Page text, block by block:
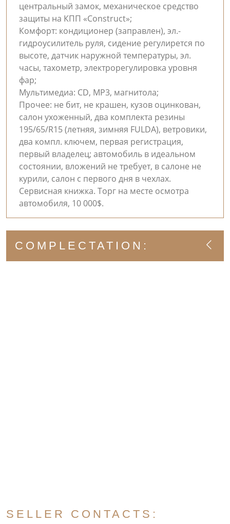
центральный замок, механическое средство
защиты на КПП «Construct»;
Комфорт: кондиционер (заправлен), эл.-
гидроусилитель руля, сидение регулирется по
высоте, датчик наружной температуры, эл.
часы, тахометр, электрорегулировка уровня
фар;
Мультимедиа: CD, MP3, магнитола;
Прочее: не бит, не крашен, кузов оцинкован,
салон ухоженный, два комплекта резины
195/65/R15 (летняя, зимняя FULDA), ветровики,
два компл. ключем, первая регистрация,
первый владелец; автомобиль в идеальном
состоянии, вложений не требует, в салоне не
курили, салон с первого дня в чехлах.
Сервисная книжка. Торг на месте осмотра
автомобиля, 10 000$.
COMPLECTATION:
SELLER CONTACTS: